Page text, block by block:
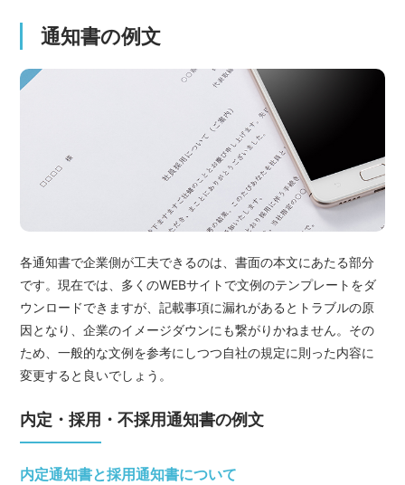
通知書の例文
各通知書で企業側が工夫できるのは、書面の本文にあたる部分
です。現在では、多くのWEBサイトで文例のテンプレートをダ
ウンロードできますが、記載事項に漏れがあるとトラブルの原
因となり、企業のイメージダウンにも繋がりかねません。その
ため、一般的な文例を参考にしつつ自社の規定に則った内容に
変更すると良いでしょう。
内定・採用・不採用通知書の例文
内定通知書と採用通知書について